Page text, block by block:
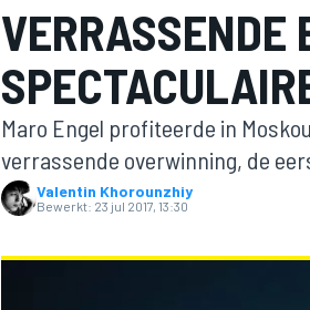
VERRASSENDE
Maro Engel profiteerde in
verrassende overwinning, de
Valentin Khorounzhiy
Bewerkt: 23 jul 2017, 13:30